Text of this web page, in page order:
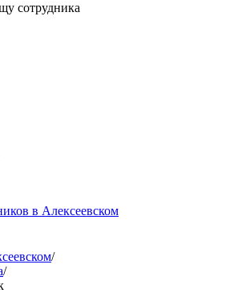
сотрудника
в Алексеевском
/
/